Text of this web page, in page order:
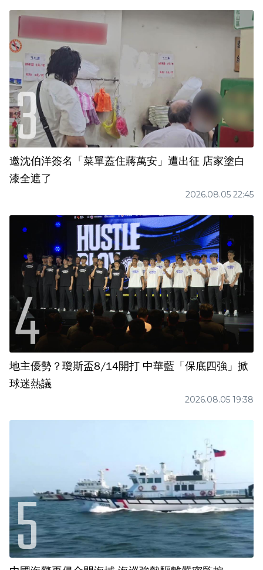
邀沈伯洋簽名「菜單蓋住蔣萬安」遭出征 店家塗白
漆全遮了
2026.08.05 22:45
地主優勢？瓊斯盃8/14開打 中華藍「保底四強」掀
球迷熱議
2026.08.05 19:38